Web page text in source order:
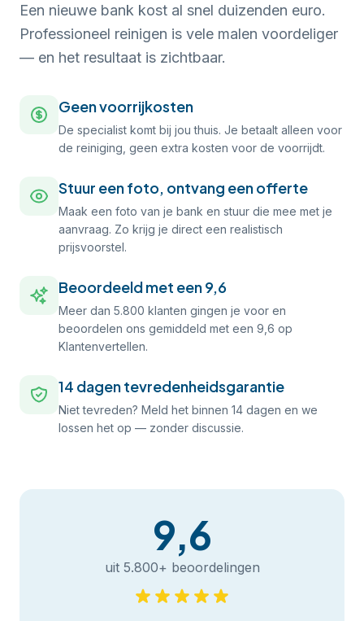
Een nieuwe bank kost al snel duizenden euro.
Professioneel reinigen is vele malen voordeliger
— en het resultaat is zichtbaar.
Geen voorrijkosten
De specialist komt bij jou thuis. Je betaalt alleen voor
de reiniging, geen extra kosten voor de voorrijdt.
Stuur een foto, ontvang een offerte
Maak een foto van je bank en stuur die mee met je
aanvraag. Zo krijg je direct een realistisch
prijsvoorstel.
Beoordeeld met een 9,6
Meer dan 5.800 klanten gingen je voor en
beoordelen ons gemiddeld met een 9,6 op
Klantenvertellen.
14 dagen tevredenheidsgarantie
Niet tevreden? Meld het binnen 14 dagen en we
lossen het op — zonder discussie.
9,6
uit 5.800+ beoordelingen